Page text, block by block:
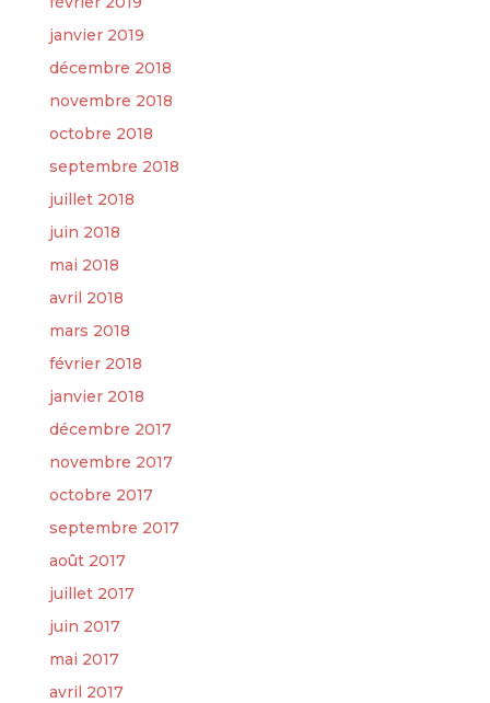
janvier 2019
décembre 2018
novembre 2018
octobre 2018
septembre 2018
juillet 2018
juin 2018
mai 2018
avril 2018
mars 2018
février 2018
janvier 2018
décembre 2017
novembre 2017
octobre 2017
septembre 2017
août 2017
juillet 2017
juin 2017
mai 2017
avril 2017